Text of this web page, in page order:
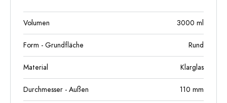
Volumen 3000 ml
Form - Grundfläche Rund
Material Klarglas
Durchmesser - Außen 110 mm